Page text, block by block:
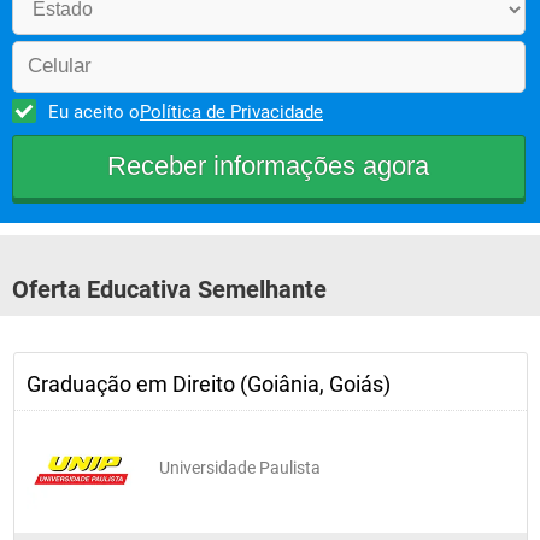
Teoria Geral do Processo
Teoria Geral do Direito Civil II
TERCEIRO PERÍODO
História do Direito e do Pensamento Jurídico
Teoria Geral das Obrigações
Eu aceito oPolítica de Privacidade
Oferta Educativa Semelhante
Graduação em Direito (Goiânia, Goiás)
Universidade Paulista